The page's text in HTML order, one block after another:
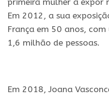
primeira mulher a expor
Em 2012, a sua
França em 50 anos,
1,6 milhão de pessoas.
Em 2018, Joana